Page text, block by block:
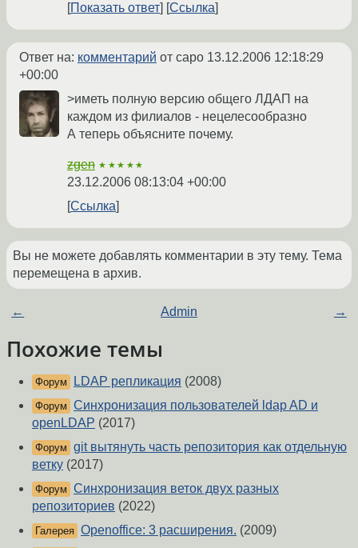
Показать ответ Ссылка
Ответ на: комментарий от capo 13.12.2006 12:18:29
+00:00
>иметь полную версию общего ЛДАП на
каждом из филиалов - нецелесообразно
А теперь объясните почему.
zgen ★★★★★
23.12.2006 08:13:04 +00:00
Ссылка
Вы не можете добавлять комментарии в эту тему. Тема
перемещена в архив.
← Admin →
Похожие темы
Форум LDAP репликация (2008)
Форум Синхронизация пользователей ldap AD и
openLDAP (2017)
Форум git вытянуть часть репозитория как отдельную
ветку (2017)
Форум Синхронизация веток двух разных
репозиториев (2022)
Галерея Openoffice: 3 расширения. (2009)